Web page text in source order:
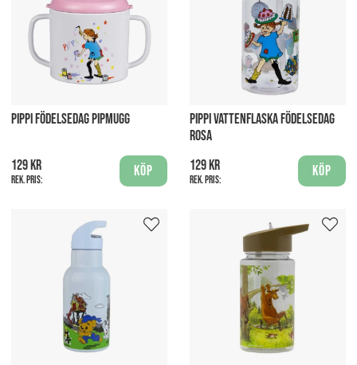
PIPPI FÖDELSEDAG PIPMUGG
129 kr
Rek. pris:
Köp
PIPPI VATTENFLASKA FÖDELSEDAG
ROSA
129 kr
Rek. pris:
Köp